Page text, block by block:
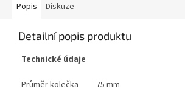
Popis Diskuze
Detailní popis produktu
Technické údaje
Průměr kolečka
75 mm